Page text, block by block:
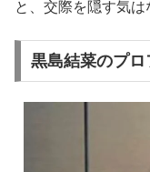
と、交際を隠す気は
黒島結菜のプロ